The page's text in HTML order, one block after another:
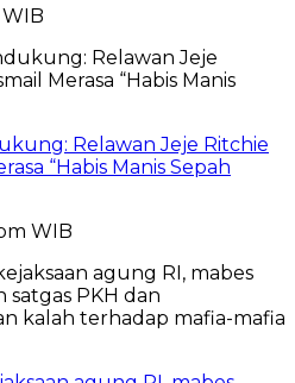
Relawan Jeje Ritchie
“Habis Manis Sepah
WIB